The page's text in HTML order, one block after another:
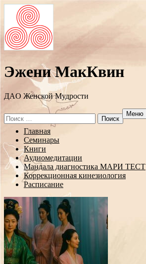
Эжени МакКвин
ДAO Женской Мудрости
Search
for:
Меню
Перейти
содержанию
Главная
Семинары
Книги
Аудиомедитации
Мандала диагностика МАРИ ТЕСТ
Коррекционная кинезиология
Расписание